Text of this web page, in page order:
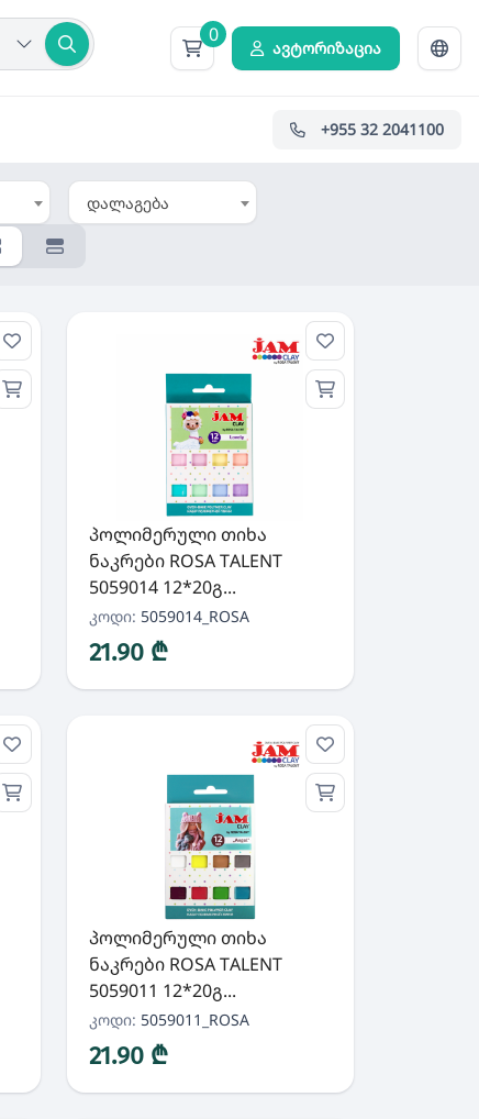
0
ავტორიზაცია
+955 32 2041100
დალაგება
პოლიმერული თიხა
ნაკრები ROSA TALENT
5059014 12*20გ...
კოდი: 5059014_ROSA
21.90 ₾
პოლიმერული თიხა
ნაკრები ROSA TALENT
5059011 12*20გ...
კოდი: 5059011_ROSA
21.90 ₾